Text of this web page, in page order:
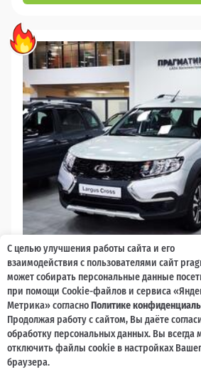
LADA Largus
2026
Есть предложение?
Улучшим! Ваш кешбек
2 017 000 ₽
1 477 600₽
С целью улучшения работы сайта и его
взаимодействия с пользователями сайт
может собирать персональные данные
при помощи Cookie-файлов и сервиса
Метрика» согласноПолитике
Продолжая работу с сайтом, Вы даёте
обработку персональных данных. Вы всегда
отключить файлы cookie в настройках
браузера.